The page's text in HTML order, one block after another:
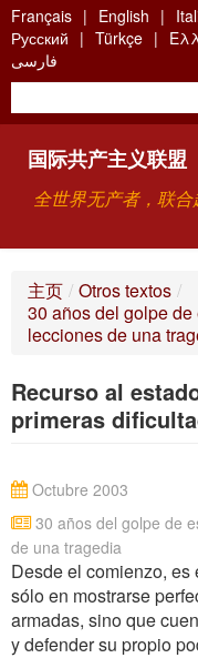
Skip
to
main
content
Français English
Русский
Türkçe
فارسی
国际共产主义联盟
全世界无产者，联合
关于国际共产主义联
联系方式
主页 / Otros textos /
30 años del golpe
lecciones de una
Recurso al
primeras
30 años del golpe de
de una tragedia
Octubre 2003
Desde el comienzo,
sólo en mostrarse
armadas, sino que
y defender su propio